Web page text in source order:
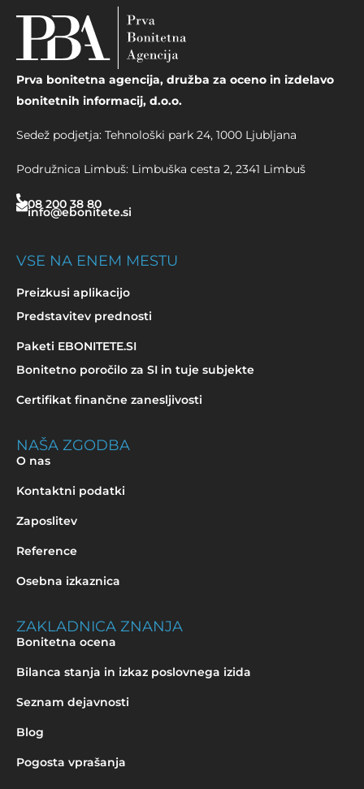
Prva bonitetna agencija, družba za oceno in izdelavo
bonitetnih informacij, d.o.o.
Sedež podjetja: Tehnološki park 24, 1000 Ljubljana
Podružnica Limbuš: Limbuška cesta 2, 2341 Limbuš
08 200 38 80
info@ebonitete.si
VSE NA ENEM MESTU
Preizkusi aplikacijo
Predstavitev prednosti
Paketi EBONITETE.SI
Bonitetno poročilo za SI in tuje subjekte
Certifikat finančne zanesljivosti
NAŠA ZGODBA
O nas
Kontaktni podatki
Zaposlitev
Reference
Osebna izkaznica
ZAKLADNICA ZNANJA
Bonitetna ocena
Bilanca stanja in izkaz poslovnega izida
Seznam dejavnosti
Blog
Pogosta vprašanja